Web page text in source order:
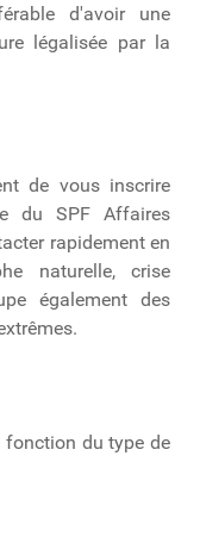
d'avoir une
légalisée par la
de vous inscrire
du SPF Affaires
rapidement en
naturelle, crise
également des
fonction du type de